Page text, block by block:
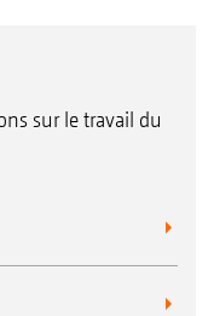
sur le travail du